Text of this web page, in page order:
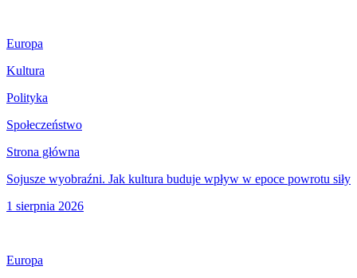
Europa
Kultura
Polityka
Społeczeństwo
Strona główna
Sojusze wyobraźni. Jak kultura buduje wpływ w epoce powrotu siły
1 sierpnia 2026
Europa